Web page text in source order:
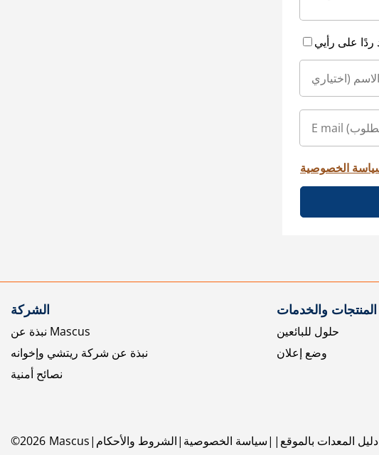
الخصوصية
الشركة
نبذة عن Mascus
نبذة عن شركة ريتشي وإخوانه
نصائح أمنية
المنتجات والخدمات
حلول للبائعين
وضع إعلان
©2026 Mascus الشروط والأحكام سياسة الخصوصية دليل المعدات بالموقع